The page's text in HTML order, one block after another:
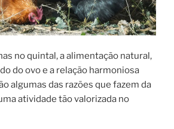
no quintal, a alimentação natural,
do ovo e a relação harmoniosa
algumas das razões que fazem da
atividade tão valorizada no